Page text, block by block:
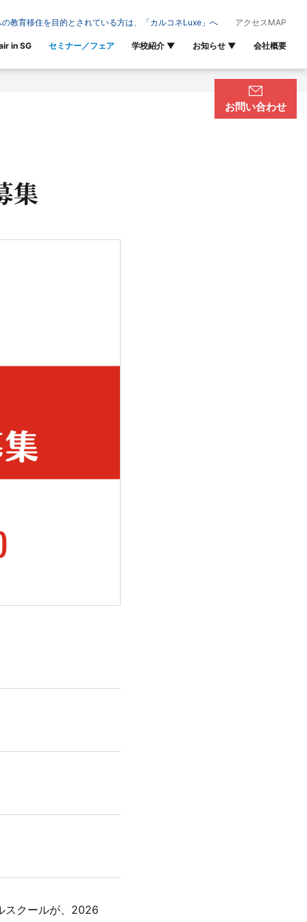
教育移住を目的とされている方は、「カルコネLuxe」へ アクセスMAP
in SG セミナー／フェア 学校紹介 ▼ お知らせ ▼ 会社概要
お問い合わせ
集
スクールが、2026